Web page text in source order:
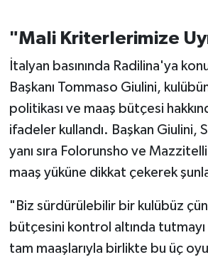
"Mali Kriterlerimize
İtalyan basınında Radilina'ya
Başkanı Tommaso Giulini,
politikası ve maaş bütçesi
ifadeler kullandı. Başkan Giulini,
yanı sıra Folorunsho ve
maaş yüküne dikkat çekerek
"Biz sürdürülebilir bir kulübüz
bütçesini kontrol altında tutmayı
tam maaşlarıyla birlikte bu üç
Manyas
OLAY
Resmi İlanlar
SAĞLIK